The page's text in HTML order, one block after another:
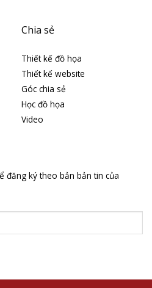
Chia sẻ
Thiết kế đồ họa
Thiết kế website
Góc chia sẻ
Học đồ họa
Video
đăng ký theo bản bản tin của